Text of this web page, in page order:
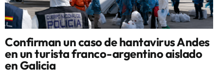
Confirman un caso de hantavirus Andes
en un turista franco-argentino aislado
en Galicia